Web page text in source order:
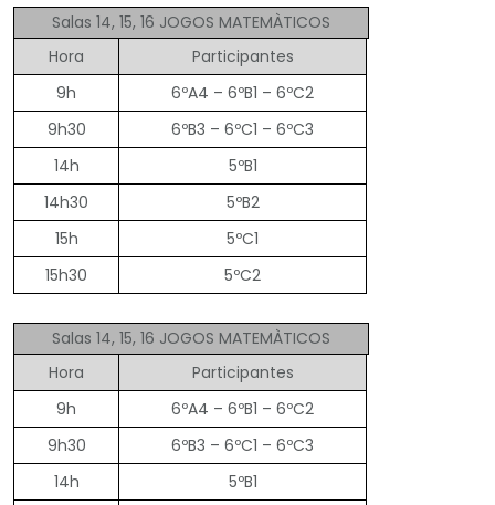
Salas 14, 15, 16 JOGOS MATEMÀTICOS
Hora
Participantes
9h
6ºA4 – 6ºB1 – 6ºC2
9h30
6ºB3 – 6ºC1 – 6ºC3
14h
5ºB1
14h30
5ºB2
15h
5ºC1
15h30
5ºC2
Salas 14, 15, 16 JOGOS MATEMÀTICOS
Hora
Participantes
9h
6ºA4 – 6ºB1 – 6ºC2
9h30
6ºB3 – 6ºC1 – 6ºC3
14h
5ºB1